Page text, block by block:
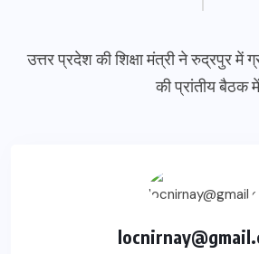
उत्तर प्रदेश की शिक्षा मंत्री ने रुद्रपुर में
की प्रांतीय बैठक